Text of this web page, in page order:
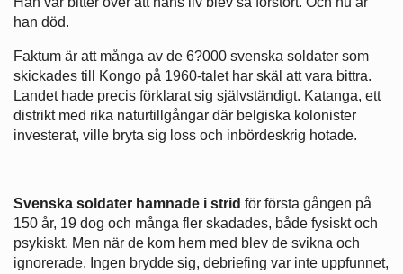
han död.
Faktum är att många av de 6?000 svenska soldater som
skickades till Kongo på 1960-talet har skäl att vara bittra.
Landet ­hade precis förklarat sig självständigt. Katanga, ett
distrikt med rika naturtillgångar där belgiska kolonister
investerat, ville bryta sig loss och inbördeskrig hotade.
Svenska soldater hamnade i strid för första gången på
150 år, 19 dog och många fler skadades, både fysiskt och
psykiskt. Men när de kom hem med blev de svikna och
ignorerade. Ingen brydde sig, debriefing var inte uppfunnet,